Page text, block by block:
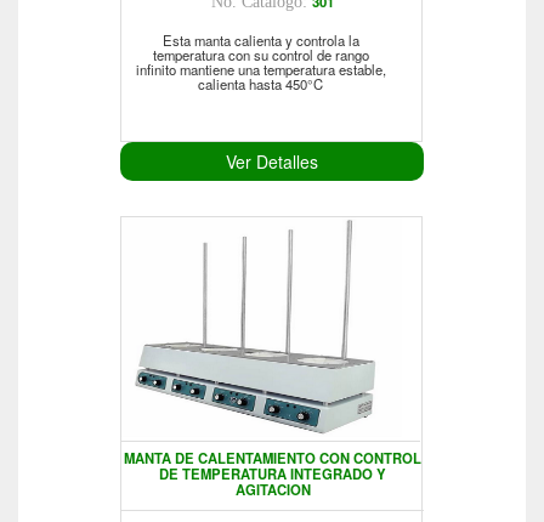
Esta manta calienta y controla la
temperatura con su control de rango
infinito mantiene una temperatura estable,
calienta hasta 450°C
Ver Detalles
MANTA DE CALENTAMIENTO CON CONTROL
DE TEMPERATURA INTEGRADO Y
AGITACION